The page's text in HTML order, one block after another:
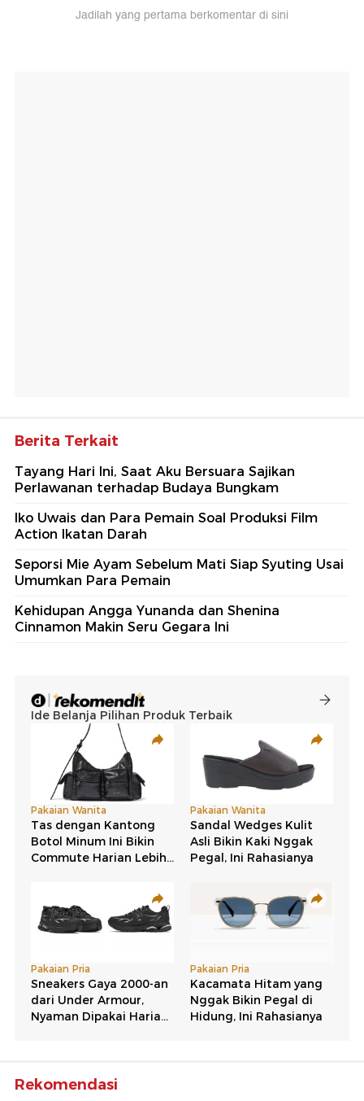
Jadilah yang pertama berkomentar di sini
Berita Terkait
Tayang Hari Ini, Saat Aku Bersuara Sajikan
Perlawanan terhadap Budaya Bungkam
Iko Uwais dan Para Pemain Soal Produksi Film
Action Ikatan Darah
Seporsi Mie Ayam Sebelum Mati Siap Syuting Usai
Umumkan Para Pemain
Kehidupan Angga Yunanda dan Shenina
Cinnamon Makin Seru Gegara Ini
Rekomendasi